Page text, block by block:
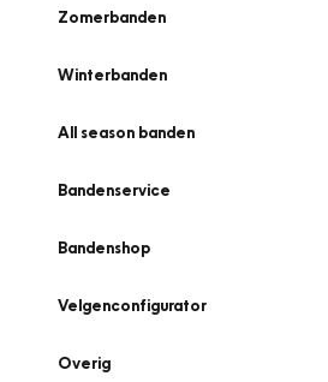
Zomerbanden
Winterbanden
All season banden
Bandenservice
Bandenshop
Velgenconfigurator
Overig